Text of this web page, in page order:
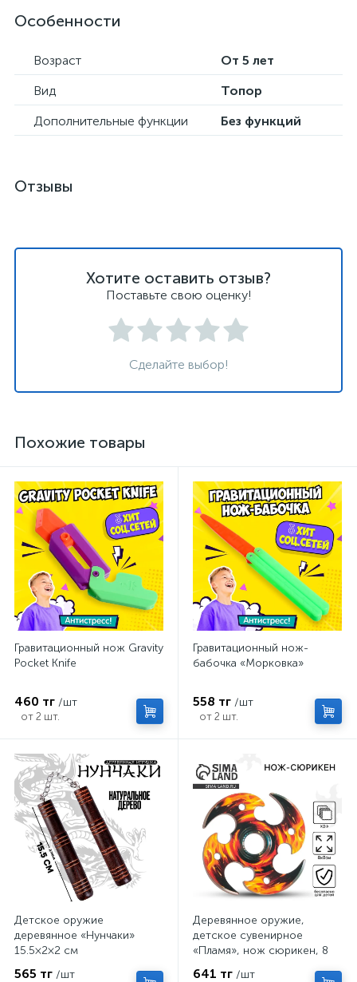
Особенности
Возраст
От 5 лет
Вид
Топор
Дополнительные функции
Без функций
Отзывы
Хотите оставить отзыв?
Поставьте свою оценку!
Сделайте выбор!
Похожие товары
Гравитационный нож Gravity
Pocket Knife
460 тг /шт
от 2 шт.
Гравитационный нож-
бабочка «Морковка»
558 тг /шт
от 2 шт.
Детское оружие
деревянное «Нунчаки»
15.5×2×2 см
565 тг /шт
Деревянное оружие,
детское сувенирное
«Пламя», нож сюрикен, 8
641 тг /шт